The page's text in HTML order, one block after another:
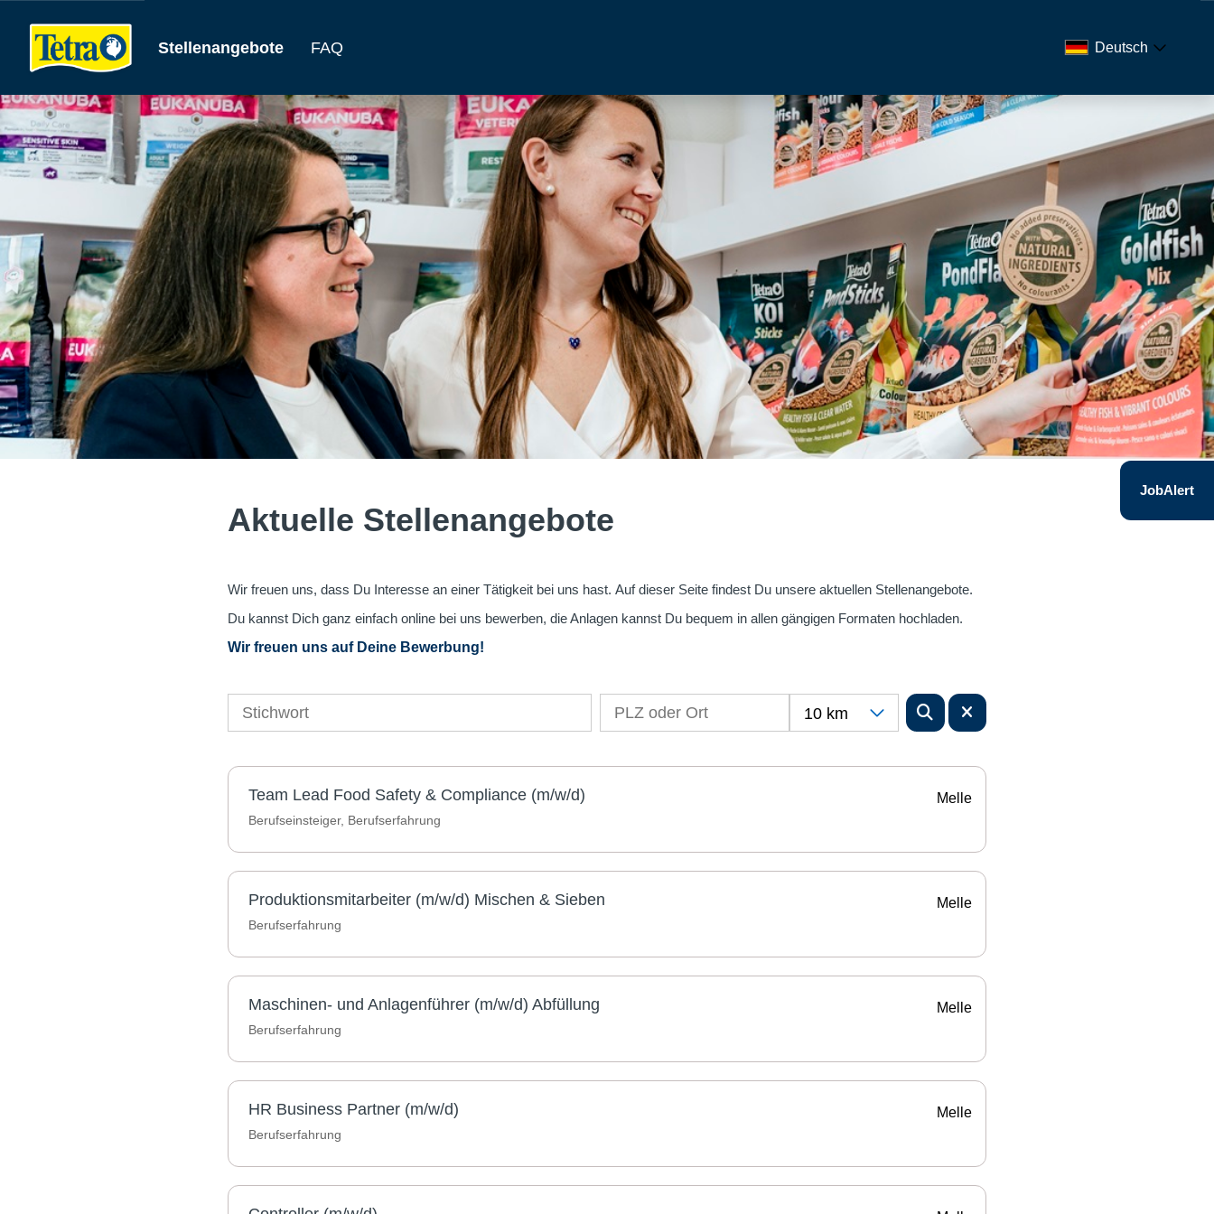
Deutsch
Stellenangebote FAQ
Aktuelle Stellenangebote
Wir freuen uns, dass Du Interesse an einer Tätigkeit bei uns hast. Auf dieser Seite findest Du unsere aktuellen Stellenangebote.
Du kannst Dich ganz einfach online bei uns bewerben, die Anlagen kannst Du bequem in allen gängigen Formaten hochladen.
Wir freuen uns auf Deine Bewerbung!
10 km
Team Lead Food Safety & Compliance (m/w/d)
Berufseinsteiger, Berufserfahrung
Melle
Produktionsmitarbeiter (m/w/d) Mischen & Sieben
Berufserfahrung
Melle
Maschinen- und Anlagenführer (m/w/d) Abfüllung
Berufserfahrung
Melle
HR Business Partner (m/w/d)
Berufserfahrung
Melle
JobAlert